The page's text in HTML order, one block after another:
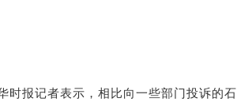
报记者表示，相比向一些部门投诉的石